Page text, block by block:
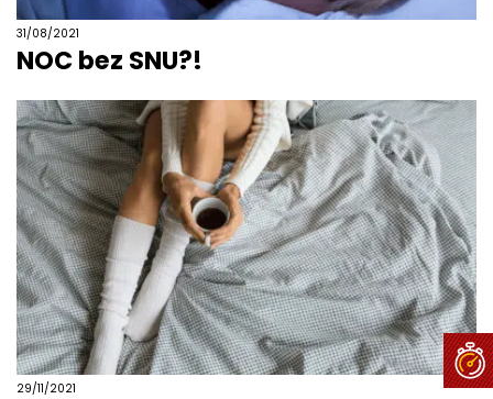
31/08/2021
NOC bez SNU?!
29/11/2021